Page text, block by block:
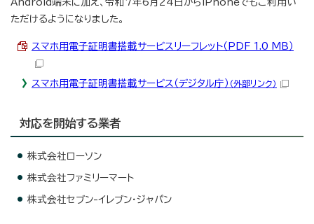
Android端末に加え、令和7年6月24日からiPhoneでもご利用い
ただけるようになりました。
スマホ用電子証明書搭載サービスリーフレット（PDF 1.0 MB）
スマホ用電子証明書搭載サービス（デジタル庁） （外部リンク）
対応を開始する業者
株式会社ローソン
株式会社ファミリーマート
株式会社セブン-イレブン・ジャパン